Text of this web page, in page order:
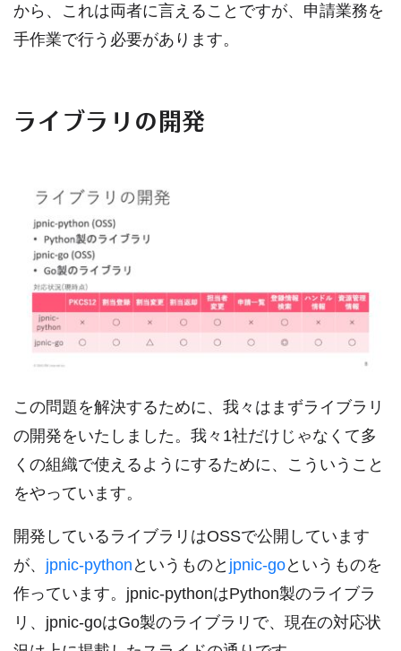
から、これは両者に言えることですが、申請業務を
手作業で行う必要があります。
ライブラリの開発
この問題を解決するために、我々はまずライブラリ
の開発をいたしました。我々1社だけじゃなくて多
くの組織で使えるようにするために、こういうこと
をやっています。
開発しているライブラリはOSSで公開しています
が、 jpnic-python というものと jpnic-goというものを
作っています。jpnic-pythonはPython製のライブラ
リ、jpnic-goはGo製のライブラリで、現在の対応状